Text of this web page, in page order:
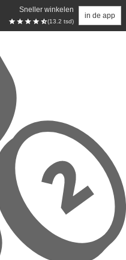
Sneller winkelen
(13.2 tsd)
in de app